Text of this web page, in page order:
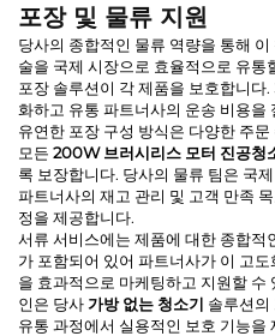
포장 및 물류 지원
당사의 종합적인 물류 역량을 통해 이
술을 국제 시장으로 효율적으로 유통
포장 솔루션이 각 제품을 보호합니다.
화하고 유통 파트너사의 운송 비용을
유연한 포장 구성 방식은 다양한 주
모든 200W 브러시리스 모터 진공청
록 보장합니다. 당사의 물류 팀은 국
파트너사의 재고 관리 및 고객 만족
정을 제공합니다.
서류 서비스에는 제품에 대한 종합적
가 포함되어 있어 파트너사가 이 고도
을 효과적으로 마케팅하고 지원할
인은 당사가방 없는 청소기 솔루션의
유통 과정에서 실용적인 보호 기능을